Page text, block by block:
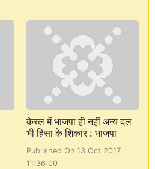
केरल में भाजपा ही नहीं अन्य दल
भी हिंसा के शिकार : भाजपा
Published On 13 Oct 2017
11:36:00